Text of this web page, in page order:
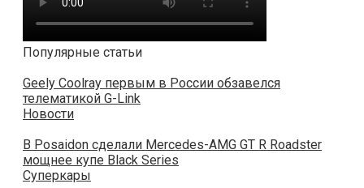
Популярные статьи
Geely Coolray первым в России обзавелся
телематикой G-Link
Новости
В Posaidon сделали Mercedes-AMG GT R Roadster
мощнее купе Black Series
Суперкары